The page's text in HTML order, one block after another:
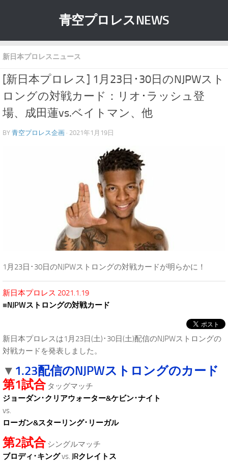
青空プロレスNEWS
新日本プロレスニュース
[新日本プロレス] 1月23日･30日のNJPWスト
ロングの対戦カード：リオ･ラッシュ登
場、成田蓮vs.ベイトマン、他
BY 青空プロレス企画 · 2021年1月19日
1月23日･30日のNJPWストロングの対戦カードが明らかに！
新日本プロレス 2021.1.19
■NJPWストロングの対戦カード
新日本プロレスは1月23日(土)･30日(土)配信のNJPWストロングの
対戦カードを発表しました。
▼ 1.23配信のNJPWストロングのカード
第1試合タッグマッチ
ジョーダン･クリアウォーター&ケビン･ナイト
vs.
ローガン&スターリング･リーガル
第2試合シングルマッチ
ブロディ･キングvs. JRクレイトス